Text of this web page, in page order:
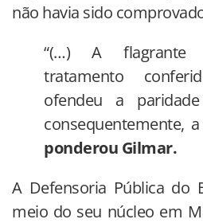
não havia sido
“(…) A flagrante
tratamento
ofendeu a
consequentemente,
ponderou Gilmar.
A Defensoria Pública do
meio do seu núcleo em